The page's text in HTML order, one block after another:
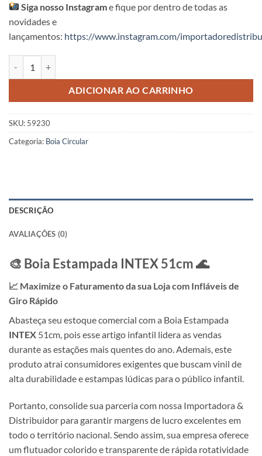
Siga nosso Instagrame fique por dentro de todas as
novidades e
lançamentos: https://www.instagram.com/
ADICIONAR AO CARRINHO
SKU: 59230
Categoria: Boia Circular
DESCRIÇÃO
AVALIAÇÕES (0)
🎨 Boia Estampada INTEX51cm 🌊
📈 Maximize o Faturamento da sua Loja com Infláveis de
Giro Rápido
Abasteça seu estoque comercial com a Boia Estampada
INTEX 51cm, pois esse artigo infantil lidera as vendas
durante as estações mais quentes do ano. Ademais, este
produto atrai consumidores exigentes que buscam vinil de
alta durabilidade e estampas lúdicas para o público infantil.
Portanto, consolide sua parceria com nossa Importadora &
Distribuidor para garantir margens de lucro excelentes em
todo o território nacional. Sendo assim, sua empresa oferece
um flutuador colorido e transparente de rápida rotatividade